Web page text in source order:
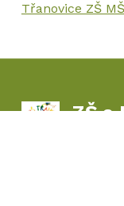
Třanovice ZŠ
ZŠ a